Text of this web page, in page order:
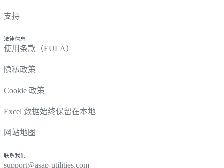
支持
法律信息
使用条款（EULA）
隐私政策
Cookie 政策
Excel 数据始终保留在本地
网站地图
联系我们
support@asap-utilities.com